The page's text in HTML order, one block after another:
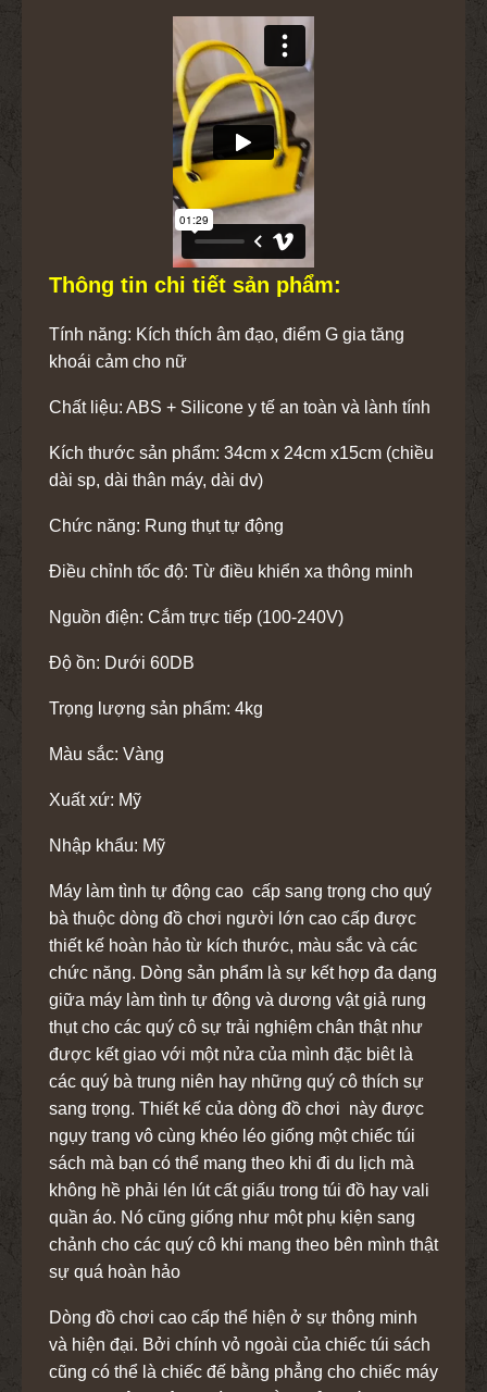
Thông tin chi tiết sản phẩm:
Tính năng: Kích thích âm đạo, điểm G gia tăng
khoái cảm cho nữ
Chất liệu: ABS + Silicone y tế an toàn và lành tính
Kích thước sản phẩm: 34cm x 24cm x15cm (chiều
dài sp, dài thân máy, dài dv)
Chức năng: Rung thụt tự động
Điều chỉnh tốc độ: Từ điều khiển xa thông minh
Nguồn điện: Cắm trực tiếp (100-240V)
Độ ồn: Dưới 60DB
Trọng lượng sản phẩm: 4kg
Màu sắc: Vàng
Xuất xứ: Mỹ
Nhập khẩu: Mỹ
Máy làm tình tự động cao cấp sang trọng cho quý
bà thuộc dòng đồ chơi người lớn cao cấp được
thiết kế hoàn hảo từ kích thước, màu sắc và các
chức năng. Dòng sản phẩm là sự kết hợp đa dạng
giữa máy làm tình tự động và dương vật giả rung
thụt cho các quý cô sự trải nghiệm chân thật như
được kết giao với một nửa của mình đặc biêt là
các quý bà trung niên hay những quý cô thích sự
sang trọng. Thiết kế của dòng đồ chơi này được
ngụy trang vô cùng khéo léo giống một chiếc túi
sách mà bạn có thể mang theo khi đi du lịch mà
không hề phải lén lút cất giấu trong túi đồ hay vali
quần áo. Nó cũng giống như một phụ kiện sang
chảnh cho các quý cô khi mang theo bên mình thật
sự quá hoàn hảo
Dòng đồ chơi cao cấp thể hiện ở sự thông minh
và hiện đại. Bởi chính vỏ ngoài của chiếc túi sách
cũng có thể là chiếc đế bằng phẳng cho chiếc máy